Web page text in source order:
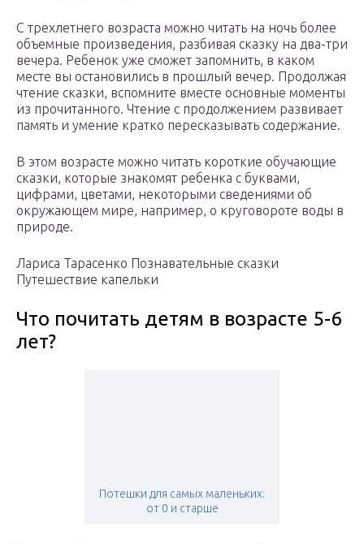
С трехлетнего возраста можно читать на ночь более
объемные произведения, разбивая сказку на два-три
вечера. Ребенок уже сможет запомнить, в каком
месте вы остановились в прошлый вечер. Продолжая
чтение сказки, вспомните вместе основные моменты
из прочитанного. Чтение с продолжением развивает
память и умение кратко пересказывать содержание.
В этом возрасте можно читать короткие обучающие
сказки, которые знакомят ребенка с буквами,
цифрами, цветами, некоторыми сведениями об
окружающем мире, например, о круговороте воды в
природе.
Лариса Тарасенко Познавательные сказки
Путешествие капельки
Что почитать детям в возрасте 5-6
лет?
Потешки для самых маленьких:
от 0 и старше